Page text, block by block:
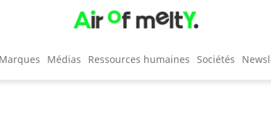
Marques Médias Ressources humaines Sociétés